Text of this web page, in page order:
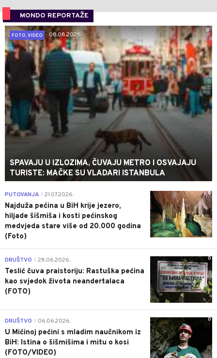
MONDO REPORTAŽE
0
FOTO, VIDEO
08.08.2026.
SPAVAJU U IZLOZIMA, ČUVAJU METRO I OSVAJAJU
TURISTE: MAČKE SU VLADARI ISTANBULA
0
PUTOVANJA 21.07.2026.
Najduža pećina u BiH krije jezero,
hiljade šišmiša i kosti pećinskog
medvjeda stare više od 20.000 godina
(Foto)
0
DRUŠTVO 28.06.2026.
Teslić čuva praistoriju: Rastuška pećina
kao svjedok života neandertalaca
(FOTO)
0
DRUŠTVO 06.06.2026.
U Mićinoj pećini s mladim naučnikom iz
BiH: Istina o šišmišima i mitu o kosi
(FOTO/VIDEO)